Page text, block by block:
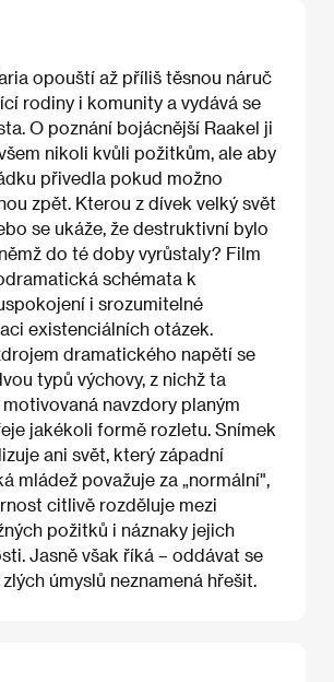
opouští až příliš těsnou náruč
rodiny i komunity a vydává se
O poznání bojácnější Raakel ji
nikoli kvůli požitkům, ale aby
přivedla pokud možno
zpět. Kterou z dívek velký svět
se ukáže, že destruktivní bylo
do té doby vyrůstaly? Film
schémata k
i srozumitelné
existenciálních otázek.
dramatického napětí se
typů výchovy, z nichž ta
navzdory planým
jakékoli formě rozletu. Snímek
ani svět, který západní
mládež považuje za „normální",
citlivě rozděluje mezi
požitků i náznaky jejich
Jasně však říká – oddávat se
úmyslů neznamená hřešit.